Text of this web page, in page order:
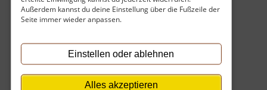
Außerdem kannst du deine Einstellung über die Fußzeile der
Seite immer wieder anpassen.
Einstellen oder ablehnen
Alles akzeptieren
Der Eintritt ist kostenlos.
Privatbesitz, kein Zutritt möglich oder eingeschränkt.
Öffnungszeiten